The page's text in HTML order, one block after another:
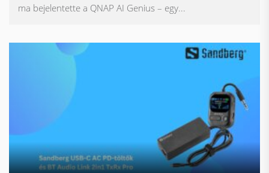
ma bejelentette a QNAP AI Genius – egy...